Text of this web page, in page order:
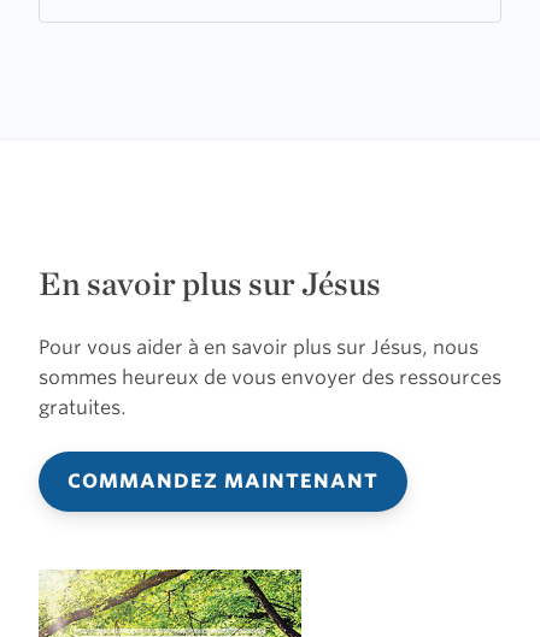
En savoir plus sur Jésus
Pour vous aider à en savoir plus sur Jésus, nous
sommes heureux de vous envoyer des ressources
gratuites.
COMMANDEZ MAINTENANT